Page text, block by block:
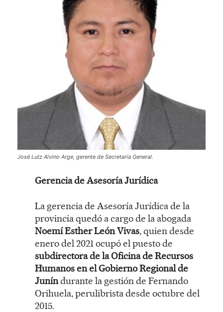
José Lutz Alvino Arge, gerente de Secretaría General.
Gerencia de Asesoría Jurídica
La gerencia de Asesoría Jurídica de la
provincia quedó a cargo de la abogada
Noemí Esther León Vivas, quien desde
enero del 2021 ocupó el puesto de
subdirectora de la Oficina de Recursos
Humanos en el Gobierno Regional de
Juníndurante la gestión de Fernando
Orihuela, perulibrista desde octubre del
2015.